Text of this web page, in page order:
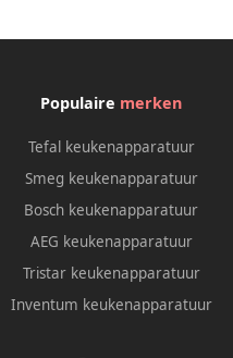
Maatbeker En
Populaire merken
Tefal keukenapparatuur
Smeg keukenapparatuur
Bosch keukenapparatuur
AEG keukenapparatuur
Tristar keukenapparatuur
Inventum keukenapparatuur